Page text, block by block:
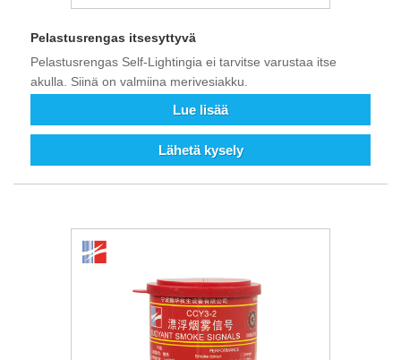
Pelastusrengas itsesyttyvä
Pelastusrengas Self-Lightingia ei tarvitse varustaa itse
akulla. Siinä on valmiina merivesiakku.
Lue lisää
Lähetä kysely